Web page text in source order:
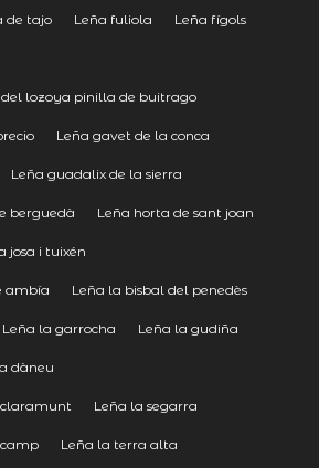
de tajo Leña fuliola Leña fígols
lozoya pinilla de buitrago
Leña gavet de la conca
Leña guadalix de la sierra
berguedà Leña horta de sant joan
josa i tuixén
ambía Leña la bisbal del penedès
Leña la garrocha Leña la gudiña
dàneu
Leña la segarra
Leña la terra alta